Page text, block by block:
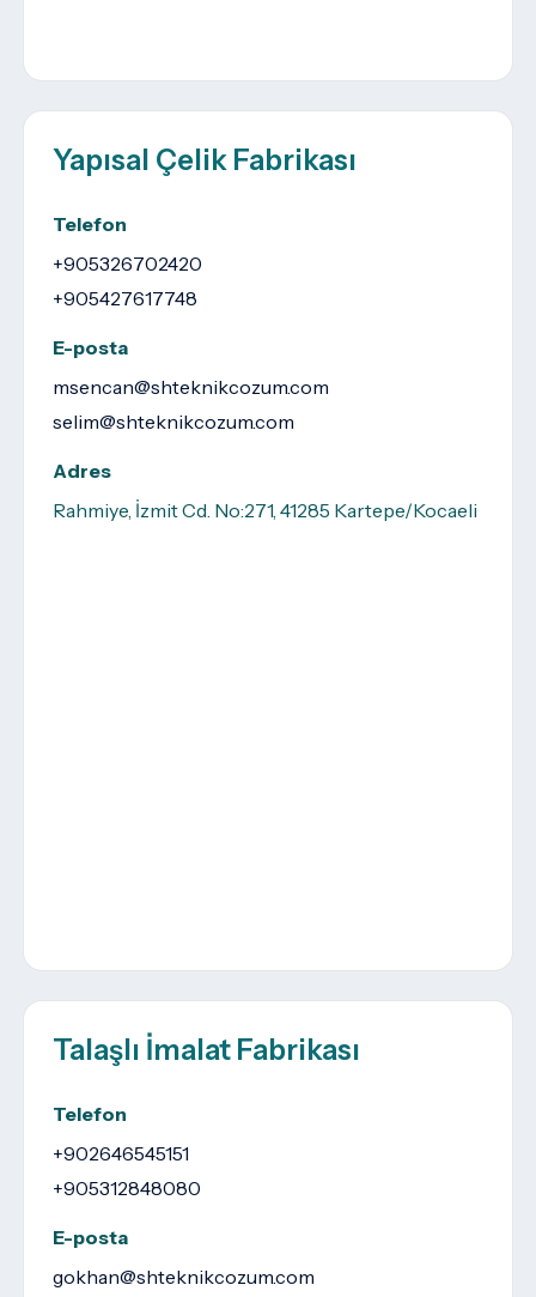
Yapısal Çelik Fabrikası
Telefon
+905326702420
+905427617748
E-posta
msencan@shteknikcozum.com
selim@shteknikcozum.com
Adres
Rahmiye, İzmit Cd. No:271, 41285 Kartepe/Kocaeli
Talaşlı İmalat Fabrikası
Telefon
+902646545151
+905312848080
E-posta
gokhan@shteknikcozum.com